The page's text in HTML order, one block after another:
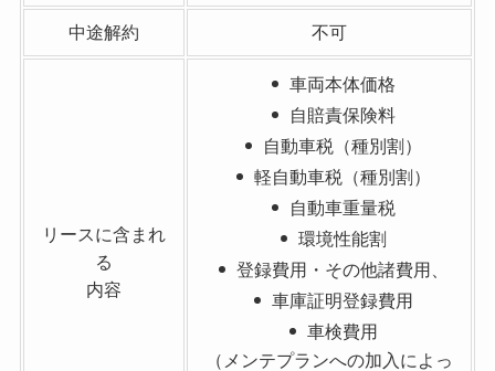
ろ
中途解約 不可
リースに含まれ
る
内容
車両本体価格
自賠責保険料
自動車税（種別割）
軽自動車税（種別割）
自動車重量税
環境性能割
登録費用・その他諸費用、
車庫証明登録費用
車検費用
（メンテプランへの加入によっ